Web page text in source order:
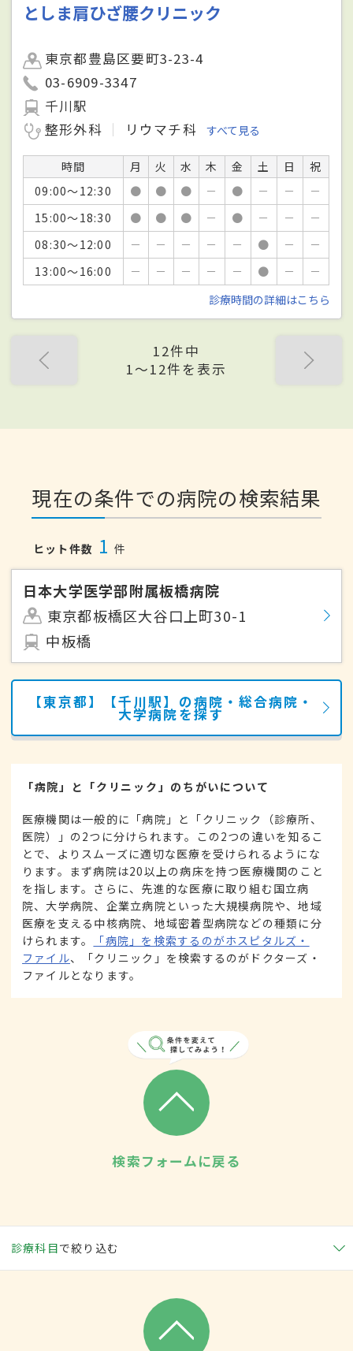
としま肩ひざ腰クリニック
東京都豊島区要町3-23-4
03-6909-3347
千川駅
整形外科
リウマチ科 すべて見る
時間 月 火 水 木 金 土 日
祝
09:00～12:30
● ● ● － ● － －
－
15:00～18:30
● ● ● － ● － －
－
08:30～12:00
－ － － － － ● －
－
13:00～16:00
－ － － － － ● －
－
診療時間の詳細はこちら
12件中
1〜12件を表示
現在の条件での病院の検索結果
ヒット件数 1 件
日本大学医学部附属板橋病院
東京都板橋区大谷口上町30-1
中板橋
【東京都】【千川駅】の病院・総合病院・
大学病院を探す
「病院」と「クリニック」のちがいについて
医療機関は一般的に「病院」と「クリニック（診療所、
医院）」の2つに分けられます。この2つの違いを知るこ
とで、よりスムーズに適切な医療を受けられるようにな
ります。まず病院は20以上の病床を持つ医療機関のこと
を指します。さらに、先進的な医療に取り組む国立病
院、大学病院、企業立病院といった大規模病院や、地域
医療を支える中核病院、地域密着型病院などの種類に分
けられます。
「病院」を検索するのがホスピタルズ・
ファイル、「クリニック」を検索するのがドクターズ・
ファイルとなります。
検索フォームに戻る
診療科目で絞り込む